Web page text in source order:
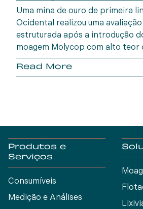
Austrália Oc
Uma mina de ouro de primeira
Ocidental realizou uma
estruturada após a introdução
moagem Molycop com alto teor
em setembro de 2024, para
fornecedor anterior.
Read More
Produtos e
Serviços
Consumíveis
Medição e Análises